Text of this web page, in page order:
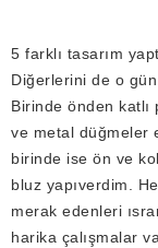
5 farklı tasarım
Diğerlerini de o
Birinde önden
ve metal düğmeler
birinde ise ön ve
bluz yapıverdim.
merak edenleri
harika çalışmalar